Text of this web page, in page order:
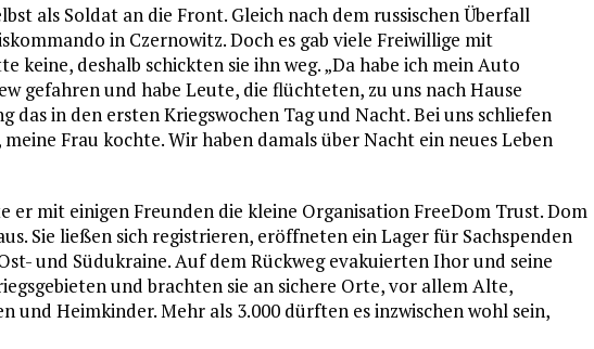
als Soldat an die Front. Gleich nach dem russischen Überfall
in Czernowitz. Doch es gab viele Freiwillige mit
keine, deshalb schickten sie ihn weg. „Da habe ich mein Auto
gefahren und habe Leute, die flüchteten, zu uns nach Hause
das in den ersten Kriegs­wochen Tag und Nacht. Bei uns schliefen
Frau kochte. Wir haben damals über Nacht ein neues Leben
er mit einigen Freunden die kleine Organisation FreeDom Trust. Dom
Sie ließen sich registrieren, eröffneten ein Lager für Sachspenden
und Südukraine. Auf dem Rückweg evakuierten Ihor und seine
und brachten sie an sichere Orte, vor allem Alte,
und Heimkinder. Mehr als 3.000 dürften es inzwischen wohl sein,